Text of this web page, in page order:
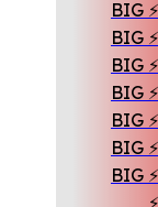
SALE – خصم 25% لفترة محدودة ⚡ BIG
SALE – خصم 25% لفترة محدودة ⚡ BIG
SALE – خصم 25% لفترة محدودة ⚡ BIG
SALE – خصم 25% لفترة محدودة ⚡ BIG
SALE – خصم 25% لفترة محدودة ⚡ BIG
SALE – خصم 25% لفترة محدودة ⚡ BIG
SALE – خصم 25% لفترة محدودة ⚡ BIG